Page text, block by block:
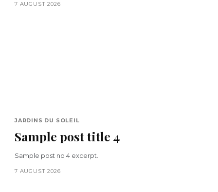
7 AUGUST 2026
JARDINS DU SOLEIL
Sample post title 4
Sample post no 4 excerpt.
7 AUGUST 2026